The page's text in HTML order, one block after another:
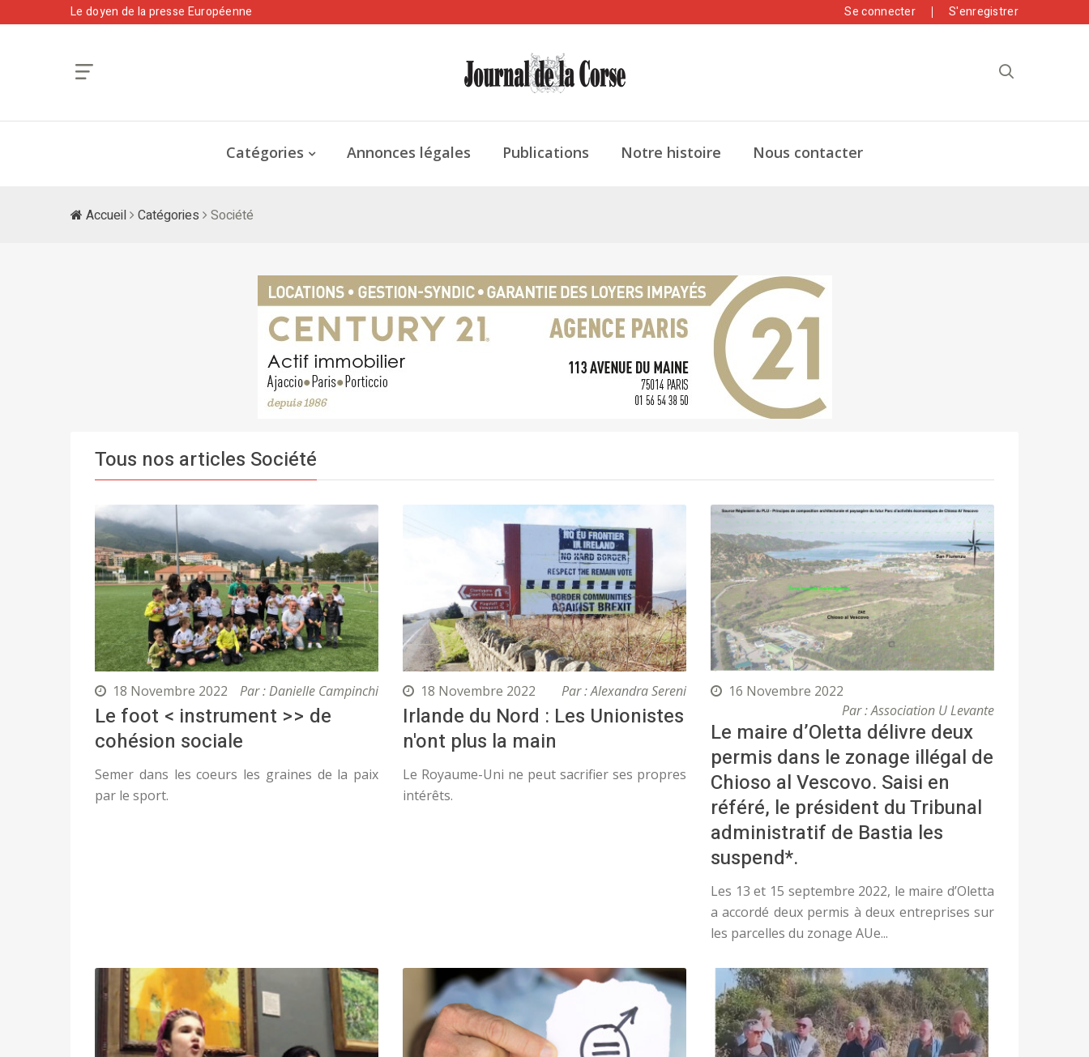
Le doyen de la presse Européenne Se connecter S'enregistrer
Catégories Annonces légales Publications Notre histoire Nous contacter
Accueil Catégories Société
Tous nos articles Société
18 Novembre 2022 Par : Danielle Campinchi
Le foot < instrument >> de
cohésion sociale
Semer dans les coeurs les graines de la paix
par le sport.
18 Novembre 2022 Par : Alexandra Sereni
Irlande du Nord : Les Unionistes
n'ont plus la main
Le Royaume-Uni ne peut sacrifier ses propres
intérêts.
16 Novembre 2022
Par : Association U Levante
Le maire d’Oletta délivre deux
permis dans le zonage illégal de
Chioso al Vescovo. Saisi en
référé, le président du Tribunal
administratif de Bastia les
suspend*.
Les 13 et 15 septembre 2022, le maire d’Oletta
a accordé deux permis à deux entreprises sur
les parcelles du zonage AUe...